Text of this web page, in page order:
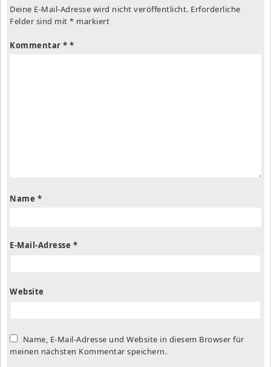
Deine E-Mail-Adresse wird nicht veröffentlicht. Erforderliche
Felder sind mit * markiert
Kommentar *
Name *
E-Mail-Adresse *
Website
Name, E-Mail-Adresse und Website in diesem Browser für
meinen nächsten Kommentar speichern.